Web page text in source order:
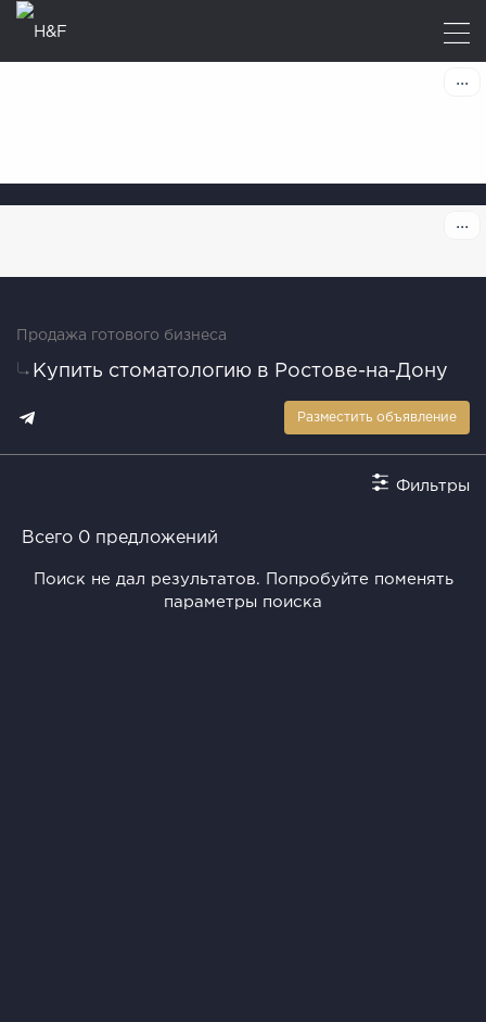
Продажа готового бизнеса
Купить стоматологию в Ростове-на-Дону
Разместить объявление
Фильтры
Всего 0 предложений
Поиск не дал результатов. Попробуйте поменять
параметры поиска